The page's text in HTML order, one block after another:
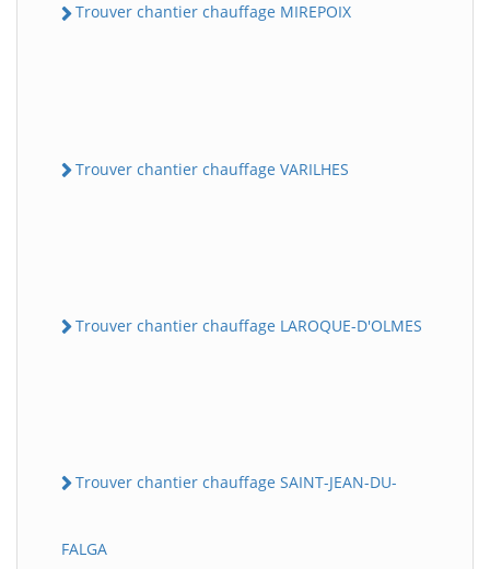
Trouver chantier chauffage MIREPOIX
Trouver chantier chauffage VARILHES
Trouver chantier chauffage LAROQUE-D'OLMES
Trouver chantier chauffage SAINT-JEAN-DU-
FALGA